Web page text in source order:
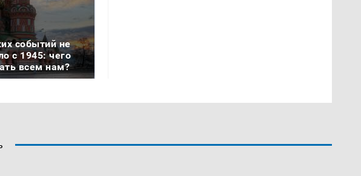
событий не
с 1945: чего
всем нам?